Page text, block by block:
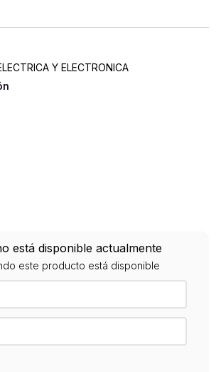
Y ELECTRONICA
está disponible actualmente
este producto está disponible